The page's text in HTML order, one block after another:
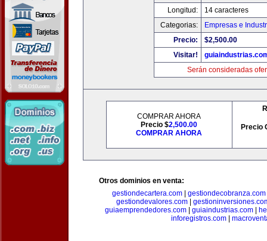
Longitud:
14 caracteres
Categorias:
Empresas e
Precio:
$2,500.00
Visitar!
Serán consideradas
COMPRAR AHORA
Precio $2,500.00
COMPRAR AHORA
Precio
Otros dominios en venta:
gestiondecartera.com| gestiondecobranza.com
gestiondevalores.com|
guiaemprendedores.com
guiaindustrias.com
inforegistros.com